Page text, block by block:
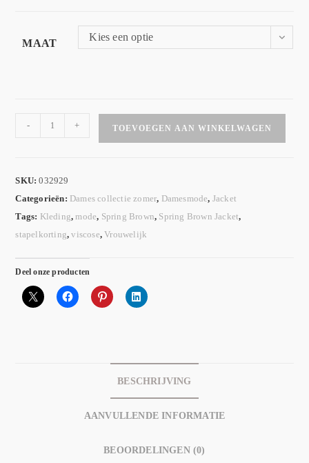
MAAT
Kies een optie
- + TOEVOEGEN AAN WINKELWAGEN
SKU:032929
Categorieën: Dames collectie zomer, Damesmode, Jacket
Tags: Kleding, mode, Spring Brown, Spring Brown Jacket,
stapelkorting,viscose,Vrouwelijk
Deel onze producten
BESCHRIJVING
AANVULLENDE INFORMATIE
BEOORDELINGEN (0)